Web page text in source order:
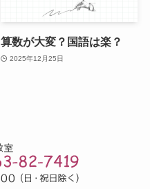
算数が大変？国語は楽？
2025年12月25日